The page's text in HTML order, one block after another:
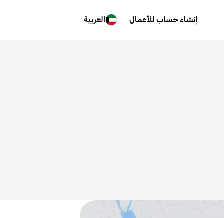
إنشاء حساب للأعمال العربية